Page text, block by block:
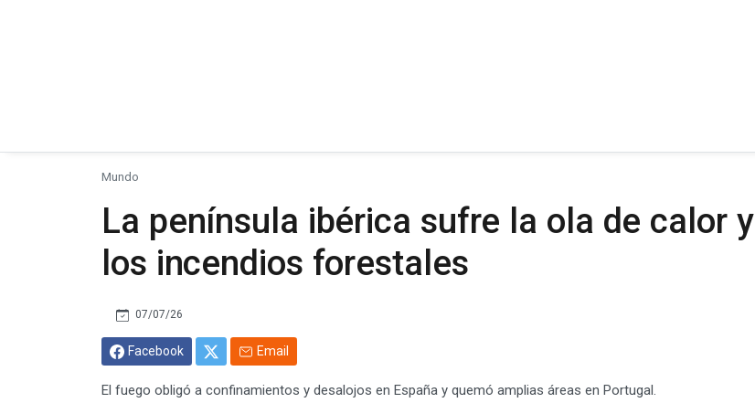
Mundo
La península ibérica sufre la ola de calor y
los incendios forestales
07/07/26
Facebook Email
El fuego obligó a confinamientos y desalojos en España y quemó amplias áreas en Portugal.